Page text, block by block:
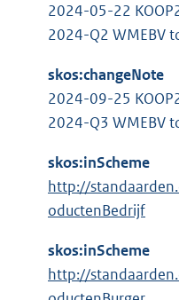
k
:
2024-05-22
2024-Q2 WMEBV
skos:changeNote
2024-09-25
2024-Q3 WMEBV
skos:inScheme
http://
oductenBedrijf
skos:inScheme
http://